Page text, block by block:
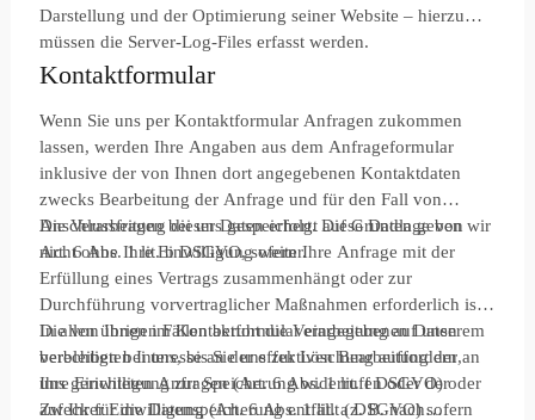
Darstellung und der Optimierung seiner Website – hierzu
müssen die Server-Log-Files erfasst werden.
Kontaktformular
Wenn Sie uns per Kontaktformular Anfragen zukommen
lassen, werden Ihre Angaben aus dem Anfrageformular
inklusive der von Ihnen dort angegebenen Kontaktdaten
zwecks Bearbeitung der Anfrage und für den Fall von
Anschlussfragen bei uns gespeichert. Diese Daten geben wir
nicht ohne Ihre Einwilligung weiter.
Die Verarbeitung dieser Daten erfolgt auf Grundlage von
Art. 6 Abs. 1 lit. b DSGVO, sofern Ihre Anfrage mit der
Erfüllung eines Vertrags zusammenhängt oder zur
Durchführung vorvertraglicher Maßnahmen erforderlich ist.
In allen übrigen Fällen beruht die Verarbeitung auf unserem
berechtigten Interesse an der effektiven Bearbeitung der an
uns gerichteten Anfragen (Art. 6 Abs. 1 lit. f DSGVO) oder
auf Ihrer Einwilligung (Art. 6 Abs. 1 lit. a DSGVO) sofern
Die von Ihnen im Kontaktformular eingegebenen Daten
verbleiben bei uns, bis Sie uns zur Löschung auffordern,
Ihre Einwilligung zur Speicherung widerrufen oder der
Zweck für die Datenspeicherung entfällt (z. B. nach